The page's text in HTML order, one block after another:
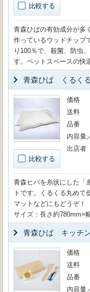
比較する
青森ひばの有効成分が多
作っているウッドチップ
り100％で、殺菌、防虫
す。ペットスペースの快
青森ひば くるく
比較する
価格
送料
品番
内容量
出店者
青森ヒバを糸状にした「
トです。くるくる丸めて
マットなどにもどうぞ！
サイズ：長さ約780mm×
青森ひば キッチ
価格
送料
品番
内容量